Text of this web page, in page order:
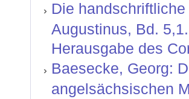
Die
Augustinus, Bd.
Herausgabe des
Baesecke, Georg:
angelsächsischen